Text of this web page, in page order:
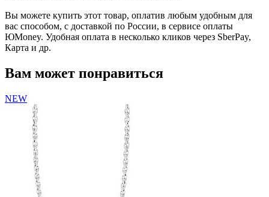
Вы можете купить этот товар, оплатив любым удобным для
вас способом, с доставкой по России, в сервисе оплаты
ЮMoney. Удобная оплата в несколько кликов через SberPay,
Карта и др.
Вам может понравиться
NEW